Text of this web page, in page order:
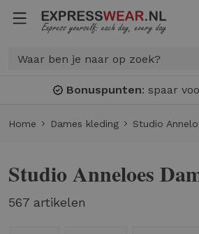
Bonuspunten: spaar
Home Dames kleding Studio
Studio Anneloes
567 artikelen